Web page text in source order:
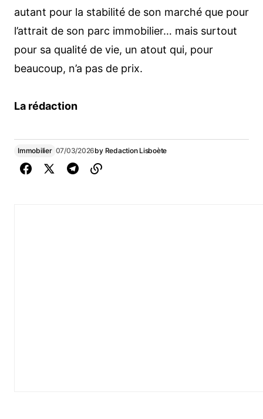
autant pour la stabilité de son marché que pour
l’attrait de son parc immobilier… mais surtout
pour sa qualité de vie, un atout qui, pour
beaucoup, n’a pas de prix.
La rédaction
Immobilier 07/03/2026by Redaction Lisboète